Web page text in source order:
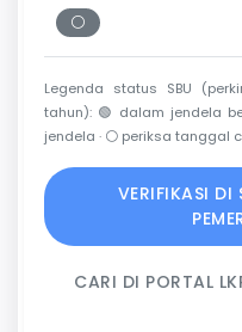
⚪
Periksa tanggal cetak
Legenda status SBU
tahun): 🟢 dalam jendela
jendela · ⚪ periksa tanggal
VERIFIKASI DI
CARI DI PORTAL